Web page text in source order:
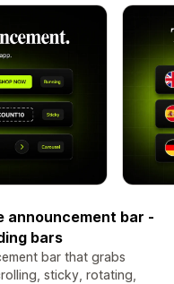
announcement bar -
bars
bar that grabs
sticky, rotating,